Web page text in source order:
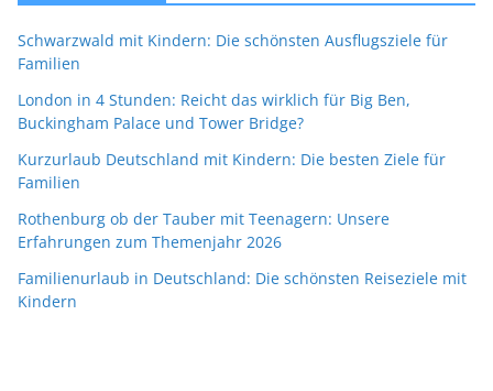
Schwarzwald mit Kindern: Die schönsten Ausflugsziele für
Familien
London in 4 Stunden: Reicht das wirklich für Big Ben,
Buckingham Palace und Tower Bridge?
Kurzurlaub Deutschland mit Kindern: Die besten Ziele für
Familien
Rothenburg ob der Tauber mit Teenagern: Unsere
Erfahrungen zum Themenjahr 2026
Familienurlaub in Deutschland: Die schönsten Reiseziele mit
Kindern